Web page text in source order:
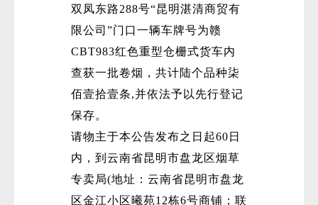
双凤东路288号“昆明湛清商贸有
限公司”门口一辆车牌号为赣
CBT983红色重型仓栅式货车内
查获一批卷烟，共计陆个品种柒
佰壹拾壹条,并依法予以先行登记
保存。
请物主于本公告发布之日起60日
内，到云南省昆明市盘龙区烟草
专卖局(地址：云南省昆明市盘龙
区金江小区曦苑12栋6号商铺；联